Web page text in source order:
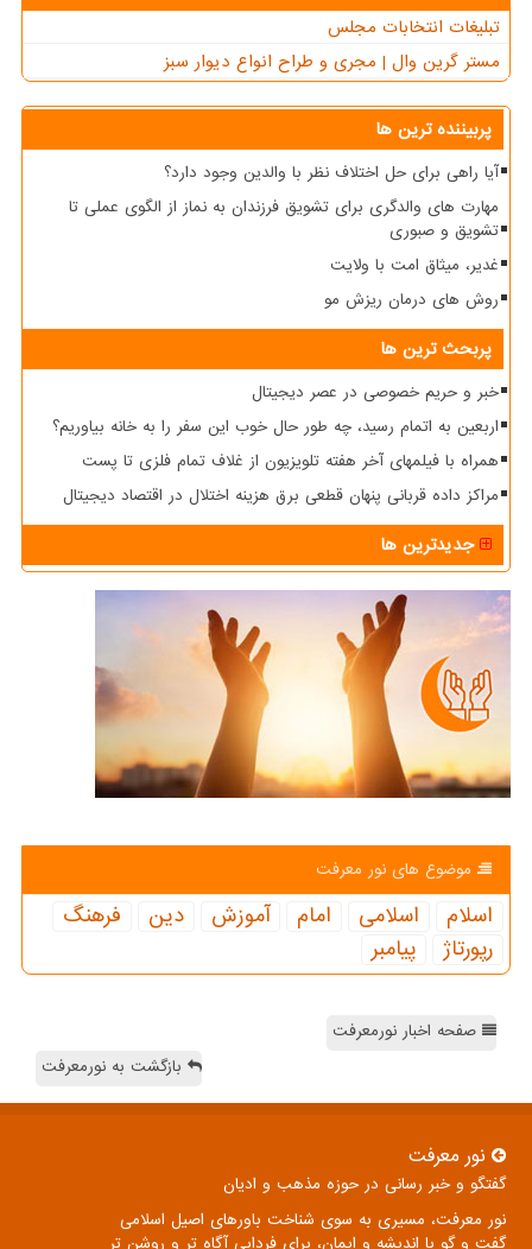
تبلیغات انتخابات مجلس
مستر گرین وال | مجری و طراح انواع دیوار سبز
پربیننده ترین ها
آیا راهی برای حل اختلاف نظر با والدین وجود دارد؟
مهارت های والدگری برای تشویق فرزندان به نماز از الگوی عملی تا
تشویق و صبوری
غدیر، میثاق امت با ولایت
روش های درمان ریزش مو
پربحث ترین ها
خبر و حریم خصوصی در عصر دیجیتال
اربعین به اتمام رسید، چه طور حال خوب این سفر را به خانه بیاوریم؟
همراه با فیلمهای آخر هفته تلویزیون از غلاف تمام فلزی تا پست
مراکز داده قربانی پنهان قطعی برق هزینه اختلال در اقتصاد دیجیتال
جدیدترین ها
موضوع های نور معرفت
اسلام اسلامی امام آموزش دین
فرهنگ
رپورتاژ
پیامبر
صفحه اخبار نورمعرفت
بازگشت به نورمعرفت
نور معرفت
گفتگو و خبر رسانی در حوزه مذهب و ادیان
نور معرفت، مسیری به سوی شناخت باورهای اصیل اسلامی
گفت و گو با اندیشه و ایمان، برای فردایی آگاه تر و روشن تر